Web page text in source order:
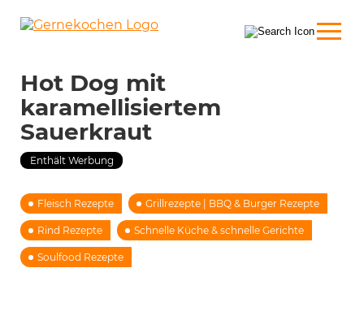
Hot Dog mit
karamellisiertem
Sauerkraut
Enthält Werbung
Fleisch Rezepte Grillrezepte | BBQ & Burger Rezepte
Rind Rezepte Schnelle Küche & schnelle Gerichte
Soulfood Rezepte